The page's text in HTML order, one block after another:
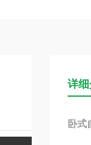
详
卧式